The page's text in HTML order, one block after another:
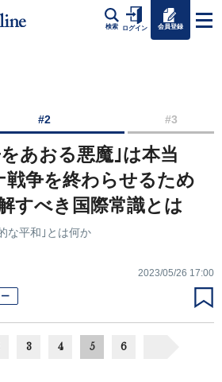
検索 ログイン 会員登録
#2 #3
あおる悪魔｣は本当
争を終わらせるため
すべき国際常識とは
な平和｣とは何か
2023/05/26 17:00
3 4 5 6